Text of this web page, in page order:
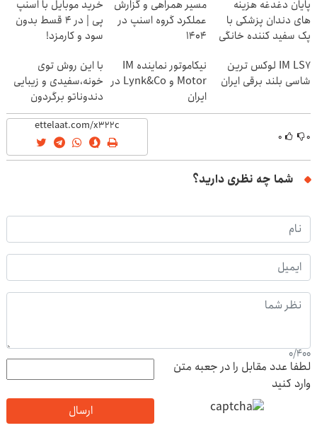
پایان دغدغه هزینه
های دندان پزشکی با
پک سفید کننده خانگی
مسیر همراهی و گزارش
عملکرد گروه اسنپ در
۱۴۰۴
خرید موبایل با اسنپ
پی | در ۴ قسط بدون
سود و کارمزد!
IM LS7 لوکس ترین
شاسی بلند برقی ایران
نیکاموتور نماینده IM
Motor و Lynk&Co در
ایران
با این روش توی
خونه،سفیدی و زیبایی
دندوناتو برگردون
(40%off)
۰ ۰
شما چه نظری دارید؟
0/400
لطفا عدد مقابل را در جعبه متن
وارد کنید
ارسال